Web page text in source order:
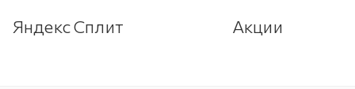
Яндекс Сплит Акции